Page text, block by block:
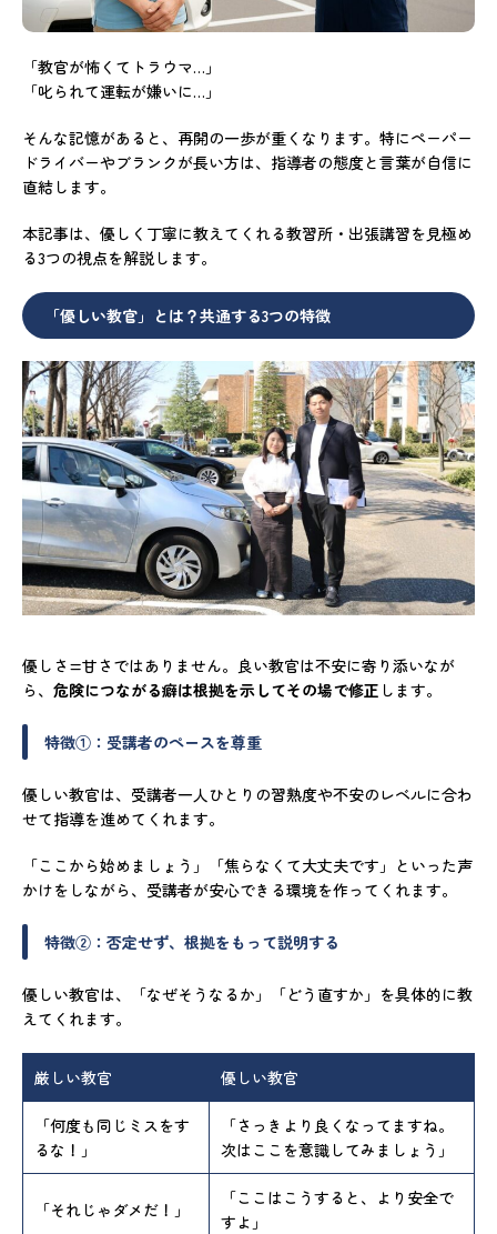
「教官が怖くてトラウマ…」
「叱られて運転が嫌いに…」
そんな記憶があると、再開の一歩が重くなります。特にペーパー
ドライバーやブランクが長い方は、指導者の態度と言葉が自信に
直結します。
本記事は、優しく丁寧に教えてくれる教習所・出張講習を見極め
る3つの視点を解説します。
「優しい教官」とは？共通する3つの特徴
優しさ=甘さではありません。良い教官は不安に寄り添いなが
ら、 危険につながる癖は根拠を示してその場で修正 します。
特徴①：受講者のペースを尊重
優しい教官は、受講者一人ひとりの習熟度や不安のレベルに合わ
せて指導を進めてくれます。
「ここから始めましょう」「焦らなくて大丈夫です」といった声
かけをしながら、受講者が安心できる環境を作ってくれます。
特徴②：否定せず、根拠をもって説明する
優しい教官は、「なぜそうなるか」「どう直すか」を具体的に教
えてくれます。
厳しい教官 優しい教官
「何度も同じミスをす
るな！」
「さっきより良くなってますね。
次はここを意識してみましょう」
「それじゃダメだ！」
「ここはこうすると、より安全で
すよ」